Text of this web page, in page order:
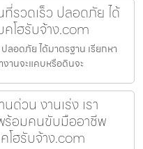
รวดเร็ว ปลอดภัย ได้
โฮรับจ้าง.com
อดภัย ได้มาตรฐาน เรียกหา
านจะแคบหรือดินจะ
ด่วน งานเร่ง เรา
ร้อมคนขับมืออาชีพ
โฮรับจ้าง.com